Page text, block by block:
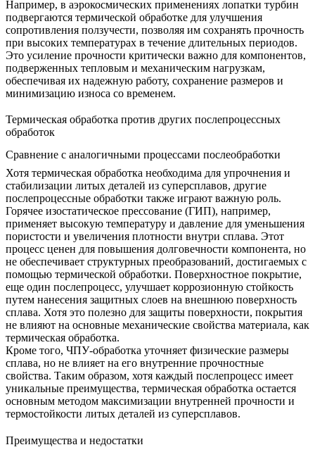
Например, в аэрокосмических применениях лопатки турбин
подвергаются термической обработке для улучшения
сопротивления ползучести, позволяя им сохранять прочность
при высоких температурах в течение длительных периодов.
Это усиление прочности критически важно для компонентов,
подверженных тепловым и механическим нагрузкам,
обеспечивая их надежную работу, сохранение размеров и
минимизацию износа со временем.
Термическая обработка против других послепроцессных
обработок
Сравнение с аналогичными процессами послеобработки
Хотя термическая обработка необходима для упрочнения и
стабилизации литых деталей из суперсплавов, другие
послепроцессные обработки также играют важную роль.
Горячее изостатическое прессование (ГИП), например,
применяет высокую температуру и давление для уменьшения
пористости и увеличения плотности внутри сплава. Этот
процесс ценен для повышения долговечности компонента, но
не обеспечивает структурных преобразований, достигаемых с
помощью термической обработки. Поверхностное покрытие,
еще один послепроцесс, улучшает коррозионную стойкость
путем нанесения защитных слоев на внешнюю поверхность
сплава. Хотя это полезно для защиты поверхности, покрытия
не влияют на основные механические свойства материала, как
термическая обработка.
Кроме того, ЧПУ-обработка уточняет физические размеры
сплава, но не влияет на его внутренние прочностные
свойства. Таким образом, хотя каждый послепроцесс имеет
уникальные преимущества, термическая обработка остается
основным методом максимизации внутренней прочности и
термостойкости литых деталей из суперсплавов.
Преимущества и недостатки